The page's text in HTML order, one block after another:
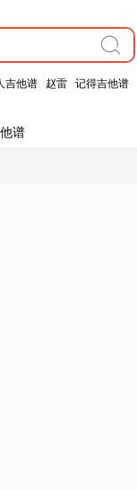
吉他谱 赵雷 记得吉他谱
谱